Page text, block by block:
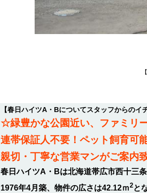
【春日ハイツA・Bについてスタッフからのイ
☆緑豊かな公園近い、ファミリ
連帯保証人不要！ペット飼育可
親切・丁寧な営業マンがご案内
春日ハイツA・Bは北海道帯広市西十三
1976年4月築、物件の広さは42.12ｍ2と